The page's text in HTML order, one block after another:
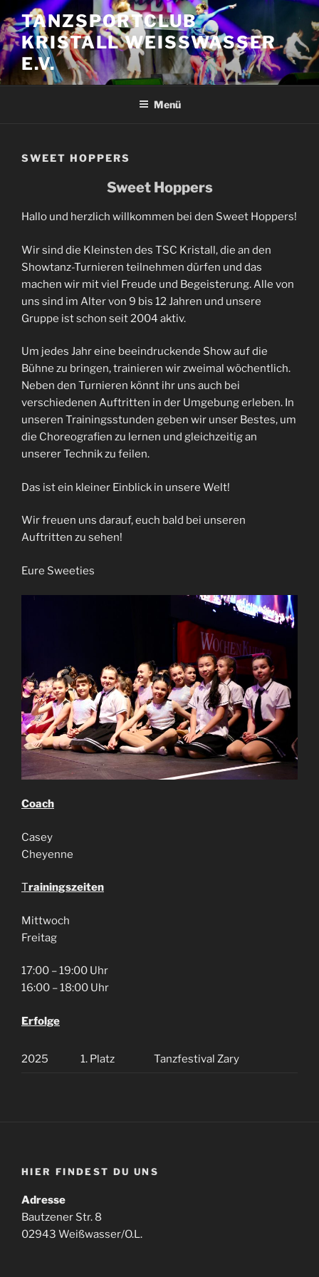
Zum
Inhalt
springen
TANZSPORTCLUB
KRISTALL WEISSWASSER E
.V.
Menü
SWEET HOPPERS
Sweet Hoppers
Hallo und herzlich willkommen bei den Sweet Hoppers!
Wir sind die Kleinsten des TSC Kristall, die an den
Showtanz-Turnieren teilnehmen dürfen und das
machen wir mit viel Freude und Begeisterung. Alle von
uns sind im Alter von 9 bis 12 Jahren und unsere
Gruppe ist schon seit 2004 aktiv.
Um jedes Jahr eine beeindruckende Show auf die
Bühne zu bringen, trainieren wir zweimal wöchentlich.
Neben den Turnieren könnt ihr uns auch bei
verschiedenen Auftritten in der Umgebung erleben. In
unseren Trainingsstunden geben wir unser Bestes, um
die Choreografien zu lernen und gleichzeitig an
unserer Technik zu feilen.
Das ist ein kleiner Einblick in unsere Welt!
Wir freuen uns darauf, euch bald bei unseren
Auftritten zu sehen!
Eure Sweeties
Coach
Casey
Cheyenne
Trainingszeiten
Mittwoch
Freitag
17:00 – 19:00 Uhr
16:00 – 18:00 Uhr
Erfolge
2025 1. Platz Tanzfestival Zary
HIER FINDEST DU UNS
Adresse
Bautzener Str. 8
02943 Weißwasser/O.L.